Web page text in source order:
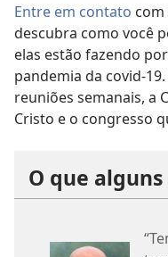
Entre em contato com
descubra como você
elas estão fazendo por
pandemia da covid-
reuniões semanais, a
Cristo e o congresso
O que